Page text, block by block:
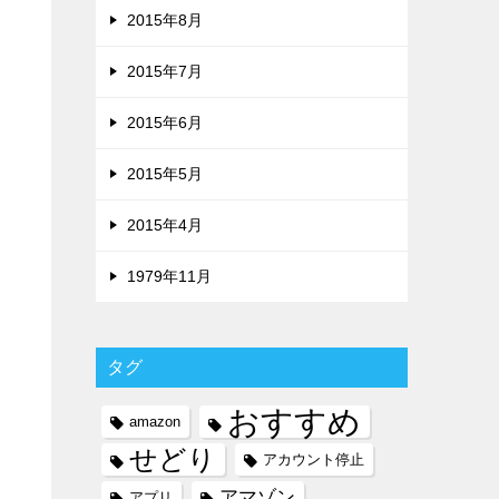
2015年8月
2015年7月
2015年6月
2015年5月
2015年4月
1979年11月
タグ
amazon おすすめ
せどり アカウント停止